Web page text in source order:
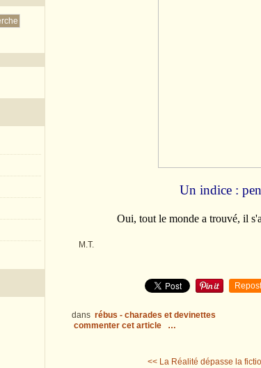
Un indice :
Oui, tout le monde a trouvé, il
M.T.
Repost
dans rébus - charades et devinettes
commenter cet article
…
<< La Réalité dépasse la